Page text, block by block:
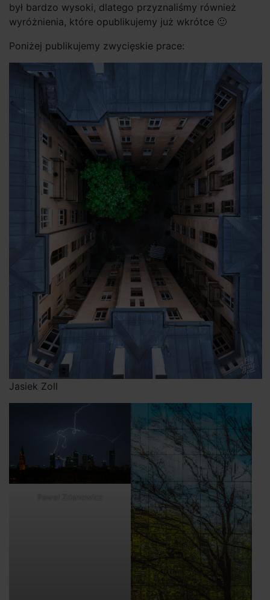
był bardzo wysoki, dlatego przyznaliśmy również
wyróżnienia, które opublikujemy już wkrótce 🙂
Poniżej publikujemy zwycięskie prace:
Jasiek Zoll
Paweł Zdanowicz